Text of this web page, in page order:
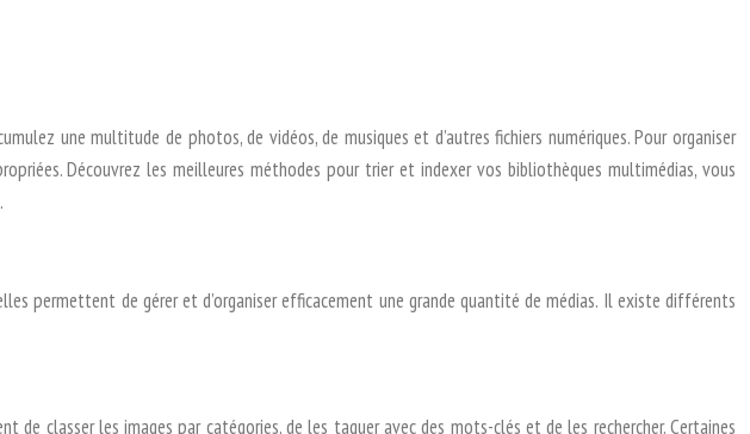
une multitude de photos, de vidéos, de musiques et d’autres fichiers numériques. Pour organiser
Découvrez les meilleures méthodes pour trier et indexer vos bibliothèques multimédias, vous
permettent de gérer et d’organiser efficacement une grande quantité de médias. Il existe différents
classer les images par catégories, de les taguer avec des mots-clés et de les rechercher. Certaines